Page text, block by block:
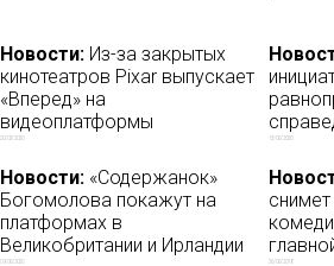
Новости: Из-за закрытых
кинотеатров Pixar выпускает
«Вперед» на
видеоплатформы
20/03/2020 13/06/2020
Новости: «Содержанок»
Богомолова покажут на
платформах в
Великобритании и Ирландии
09/06/2020 26/06/2018